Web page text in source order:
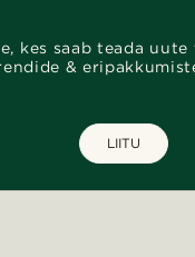
kes saab teada
&
LIITU